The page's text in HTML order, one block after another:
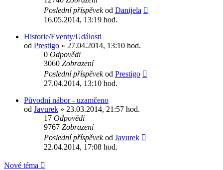
Poslední příspěvekod Danijela
16.05.2014, 13:19 hod.
Historie/Eventy/Události
od Prestigo » 27.04.2014, 13:10 hod.
0 Odpovědi
3060 Zobrazení
Poslední příspěvekod Prestigo
27.04.2014, 13:10 hod.
Původní nábor - uzamčeno
od Javurek » 23.03.2014, 21:57 hod.
17 Odpovědi
9767 Zobrazení
Poslední příspěvekod Javurek
22.04.2014, 17:08 hod.
Nové téma